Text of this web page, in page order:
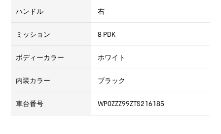
ハンドル 右
ミッション 8 PDK
ボディーカラー ホワイト
内装カラー ブラック
車台番号 WP0ZZZ99ZTS216185